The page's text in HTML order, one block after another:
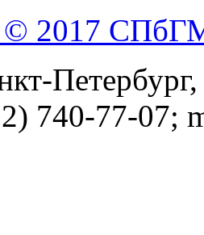
© 2017
740-77-07;